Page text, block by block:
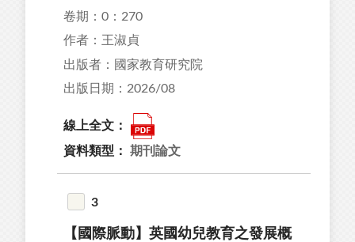
卷期：0：270
作者：王淑貞
出版者：國家教育研究院
出版日期：2026/08
線上全文：
資料類型： 期刊論文
3
【國際脈動】英國幼兒教育之發展概